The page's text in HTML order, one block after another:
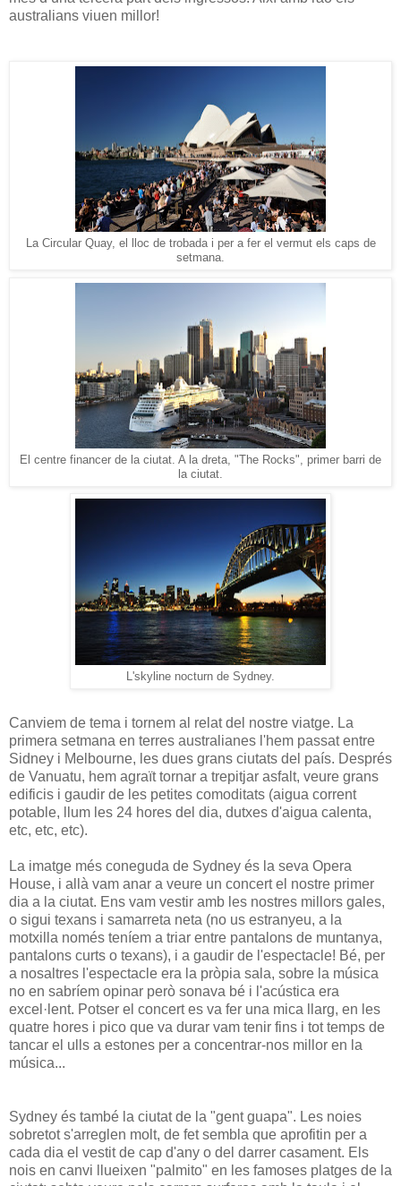
australians viuen millor!
La Circular Quay, el lloc de trobada i per a fer el vermut els caps de
setmana.
El centre financer de la ciutat. A la dreta, "The Rocks", primer barri de
la ciutat.
L'skyline nocturn de Sydney.
Canviem de tema i tornem al relat del nostre viatge. La
primera setmana en terres australianes l'hem passat entre
Sidney i Melbourne, les dues grans ciutats del país. Després
de Vanuatu, hem agraït tornar a trepitjar asfalt, veure grans
edificis i gaudir de les petites comoditats (aigua corrent
potable, llum les 24 hores del dia, dutxes d'aigua calenta,
etc, etc, etc).
La imatge més coneguda de Sydney és la seva Opera
House, i allà vam anar a veure un concert el nostre primer
dia a la ciutat. Ens vam vestir amb les nostres millors gales,
o sigui texans i samarreta neta (no us estranyeu, a la
motxilla només teníem a triar entre pantalons de muntanya,
pantalons curts o texans), i a gaudir de l'espectacle! Bé, per
a nosaltres l'espectacle era la pròpia sala, sobre la música
no en sabríem opinar però sonava bé i l'acústica era
excel·lent. Potser el concert es va fer una mica llarg, en les
quatre hores i pico que va durar vam tenir fins i tot temps de
tancar el ulls a estones per a concentrar-nos millor en la
música...
Sydney és també la ciutat de la "gent guapa". Les noies
sobretot s'arreglen molt, de fet sembla que aprofitin per a
cada dia el vestit de cap d'any o del darrer casament. Els
nois en canvi llueixen "palmito" en les famoses platges de la